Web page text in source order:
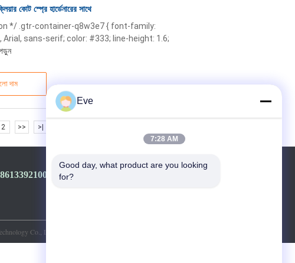
কোট স্প্রে হার্ডেনারের সাথে
দাম
*/ .gtr-container-q8w3e7 { font-family:
sans-serif; color: #333; line-height: 1.6;
2 >> >|
+8613501528806
Co., Ltd.. All Rights Reserved.
Eve
7:28 AM
Good day, what product are you looking
for?